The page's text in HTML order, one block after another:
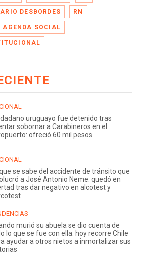
DESBORDES RN
AGENDA SOCIAL
uruguayo fue detenido tras
sobornar a Carabineros en el
ofreció 60 mil pesos
que se sabe del accidente de tránsito que
a José Antonio Neme: quedó en
tras dar negativo en alcotest y
murió su abuela se dio cuenta de
lo que se fue con ella: hoy recorre Chile
ayudar a otros nietos a inmortalizar sus